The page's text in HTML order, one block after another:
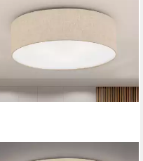
FISCHER & HONSEL